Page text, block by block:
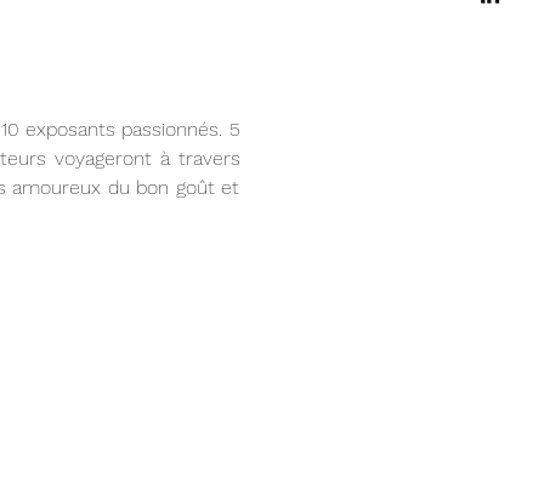
exposants passionnés. 5
voyageront à travers
amoureux du bon goût et